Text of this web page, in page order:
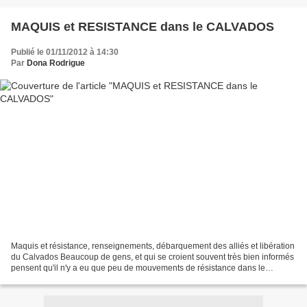
MAQUIS et RESISTANCE dans le CALVADOS
Publié le 01/11/2012 à 14:30
Par Dona Rodrigue
Maquis et résistance, renseignements, débarquement des alliés et libération
du Calvados Beaucoup de gens, et qui se croient souvent très bien informés
pensent qu'il n'y a eu que peu de mouvements de résistance dans le